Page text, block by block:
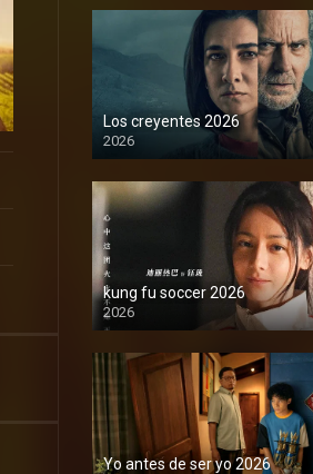
Los creyentes 2026
2026
1080P
kung fu soccer 2026
2026
1080P
Yo antes de ser yo 2026